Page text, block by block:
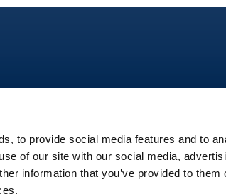
to provide social media features and to
of our site with our social media,
information that you’ve provided to them
Area